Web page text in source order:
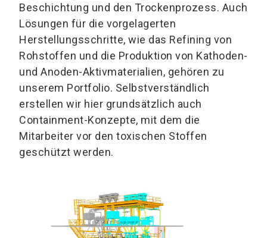
Beschichtung und den Trockenprozess. Auch
Lösungen für die vorgelagerten
Herstellungsschritte, wie das Refining von
Rohstoffen und die Produktion von Kathoden-
und Anoden-Aktivmaterialien, gehören zu
unserem Portfolio. Selbstverständlich
erstellen wir hier grundsätzlich auch
Containment-Konzepte, mit dem die
Mitarbeiter vor den toxischen Stoffen
geschützt werden.